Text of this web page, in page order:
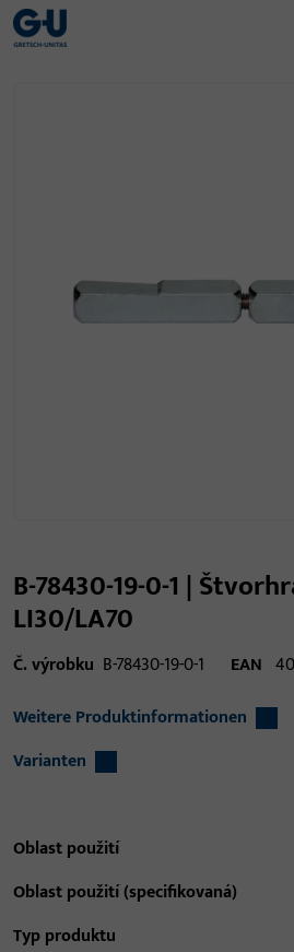
B-78430-19-0-1 |
LI30/LA70
Č. výrobku B-78430-19-0-1 EAN
Weitere Produktinformationen
Varianten
Oblast použití
Oblast použití (specifikovaná)
Typ produktu